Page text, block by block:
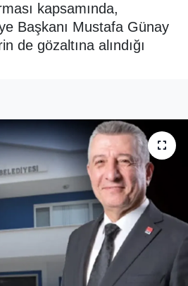
kapsamında,
Başkanı Mustafa Günay
de gözaltına alındığı